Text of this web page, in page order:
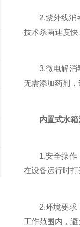
2.紫外线消毒
技术杀菌速度
3.微电解消毒
无需添加药剂
内置式水箱
1.安全操作：
在设备运行时
2.环境要求：
工作范围内，